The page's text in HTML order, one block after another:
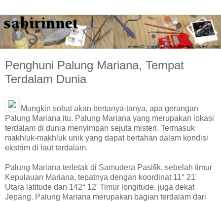
Penghuni Palung Mariana, Tempat
Terdalam Dunia
Mungkin sobat akan bertanya-tanya, apa gerangan
Palung Mariana itu. Palung Mariana yang merupakan lokasi
terdalam di dunia menyimpan sejuta misteri. Termasuk
makhluk-makhluk unik yang dapat bertahan dalam kondisi
ekstrim di laut terdalam.
Palung Mariana terletak di Samudera Pasifik, sebelah timur
Kepulauan Mariana, tepatnya dengan koordinat 11° 21'
Utara latitude dan 142° 12' Timur longitude, juga dekat
Jepang. Palung Mariana merupakan bagian terdalam dari